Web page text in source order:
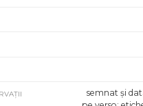
semnat și